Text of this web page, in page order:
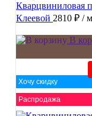
Кварцвиниловая
Клеевой 2810 ₽ /
В
Хочу скидку
Распродажа